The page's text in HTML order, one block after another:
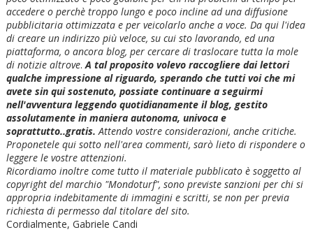
accedere o perchè troppo lungo e poco incline ad una diffusione
pubblicitaria ottimizzata e per veicolarlo anche a voce. Da qui l'idea
di creare un indirizzo più veloce, su cui sto lavorando, ed una
piattaforma, o ancora blog, per cercare di traslocare tutta la mole
di notizie altrove.A tal proposito volevo raccogliere dai lettori
qualche impressione al riguardo, sperando che tutti voi che mi
avete sin qui sostenuto, possiate continuare a seguirmi
nell'avventura leggendo quotidianamente il blog, gestito
assolutamente in maniera autonoma, univoca e
soprattutto..gratis. Attendo vostre considerazioni, anche critiche.
Proponetele qui sotto nell'area commenti, sarò lieto di rispondere o
leggere le vostre attenzioni.
Ricordiamo inoltre come tutto il materiale pubblicato è soggetto al
copyright del marchio "Mondoturf", sono previste sanzioni per chi si
appropria indebitamente di immagini e scritti, se non per previa
richiesta di permesso dal titolare del sito.
Cordialmente, Gabriele Candi